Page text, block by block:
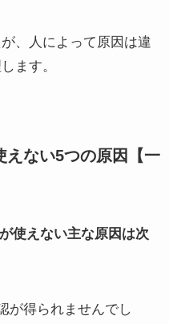
、人によって原因は違
ます。
ない5つの原因【一
使えない主な原因は次
が得られませんでし